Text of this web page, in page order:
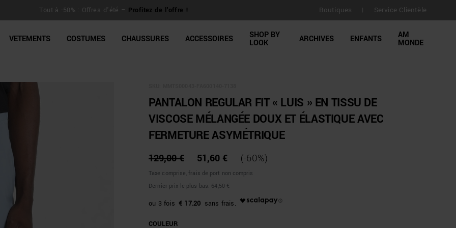
Tout à -50% : Offres d'été – Profitez de l'offre !
LIVRAISON GRATUITE pour toutes commandes
jours
Boutiques Service Clientèle
Shop
VETEMENTS COSTUMES CHAUSSURES ACCESSOIRES SHOP BY
LOOK ARCHIVES ENFANTS AM
MONDE
PANTALON REGULAR FIT « LUIS » EN TISSU DE
VISCOSE MÉLANGÉE DOUX ET ÉLASTIQUE AVEC
FERMETURE ASYMÉTRIQUE
129,00 € 51,60 € (-60%)
Taxe comprise, frais de port non compris
Dernier prix le plus bas: 64,50 €
€ 17.20
COULEUR